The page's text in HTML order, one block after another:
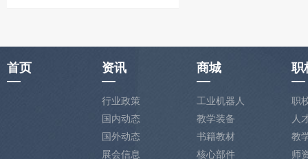
首页 资讯
行业政策
国内动态
国外动态
展会信息
商城
工业机器人
教学装备
书籍教材
核心部件
职
职
人
教
师